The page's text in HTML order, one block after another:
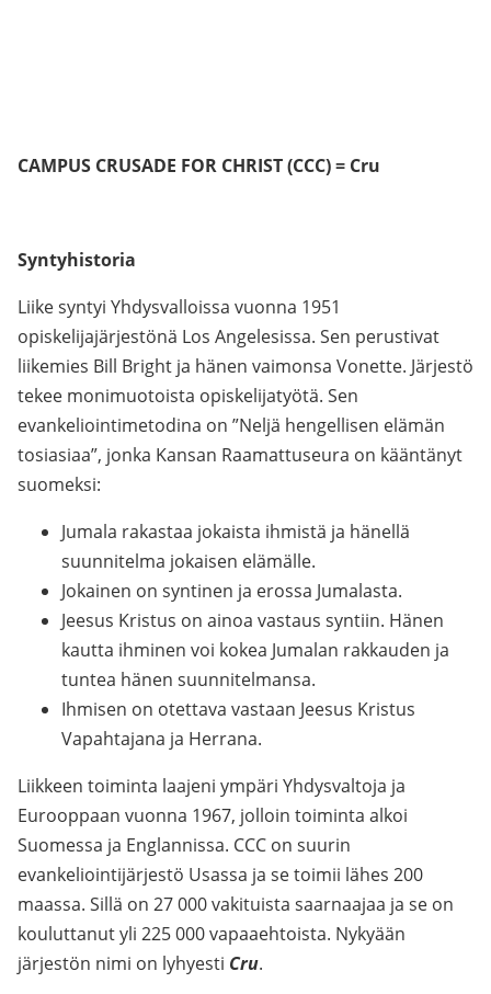
CAMPUS CRUSADE FOR CHRIST (CCC) = Cru
Syntyhistoria
Liike syntyi Yhdysvalloissa vuonna 1951
opiskelijajärjestönä Los Angelesissa. Sen perustivat
liikemies Bill Bright ja hänen vaimonsa Vonette. Järjestö
tekee monimuotoista opiskelijatyötä. Sen
evankeliointimetodina on ”Neljä hengellisen elämän
tosiasiaa”, jonka Kansan Raamattuseura on kääntänyt
suomeksi:
Jumala rakastaa jokaista ihmistä ja hänellä
suunnitelma jokaisen elämälle.
Jokainen on syntinen ja erossa Jumalasta.
Jeesus Kristus on ainoa vastaus syntiin. Hänen
kautta ihminen voi kokea Jumalan rakkauden ja
tuntea hänen suunnitelmansa.
Ihmisen on otettava vastaan Jeesus Kristus
Vapahtajana ja Herrana.
Liikkeen toiminta laajeni ympäri Yhdysvaltoja ja
Eurooppaan vuonna 1967, jolloin toiminta alkoi
Suomessa ja Englannissa. CCC on suurin
evankeliointijärjestö Usassa ja se toimii lähes 200
maassa. Sillä on 27 000 vakituista saarnaajaa ja se on
kouluttanut yli 225 000 vapaaehtoista. Nykyään
järjestön nimi on lyhyesti Cru.